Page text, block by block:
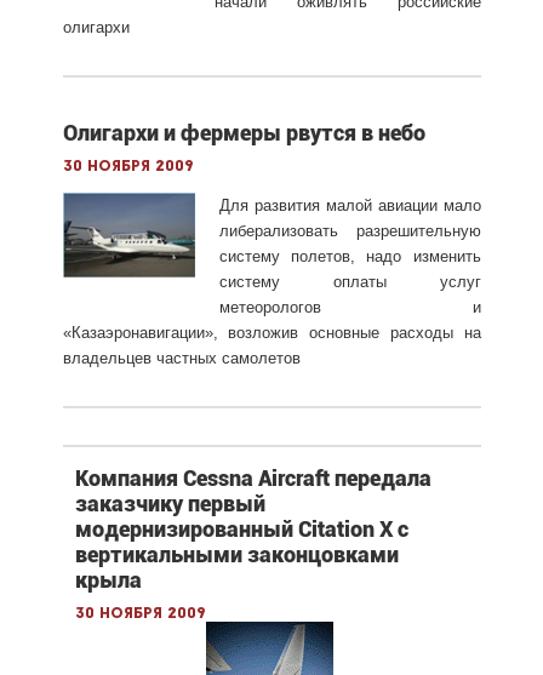
олигархи
Олигархи и фермеры рвутся в небо
30 ноября 2009
Для развития малой авиации мало
либерализовать разрешительную
систему полетов, надо изменить
систему оплаты услуг
метеорологов и
«Казаэронавигации», возложив основные расходы на
владельцев частных самолетов
Компания Cessna Aircraft передала
заказчику первый
модернизированный Citation X с
вертикальными законцовками
крыла
30 ноября 2009